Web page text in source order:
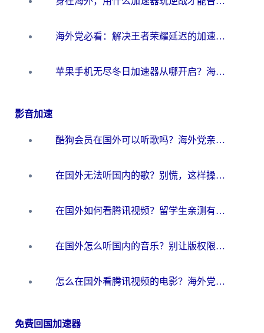
海外党必看：解决王者荣耀延迟的加速器终极指南——从EVE到猫和老鼠，一个工具全搞定
苹果手机无尽冬日加速器从哪开启？海外玩家的冬日生存指南
影音加速
酷狗会员在国外可以听歌吗？海外党亲测有效：3步解决音乐权限难题
在国外无法听国内的歌？别慌，这样操作就能畅听QQ音乐（附亲测加速器推荐）
在国外如何看腾讯视频？留学生亲测有效的回国加速方案
在国外怎么听国内的音乐？别让版权限制断了你的华语歌单
怎么在国外看腾讯视频的电影？海外党亲测有效的回国加速指南
免费回国加速器